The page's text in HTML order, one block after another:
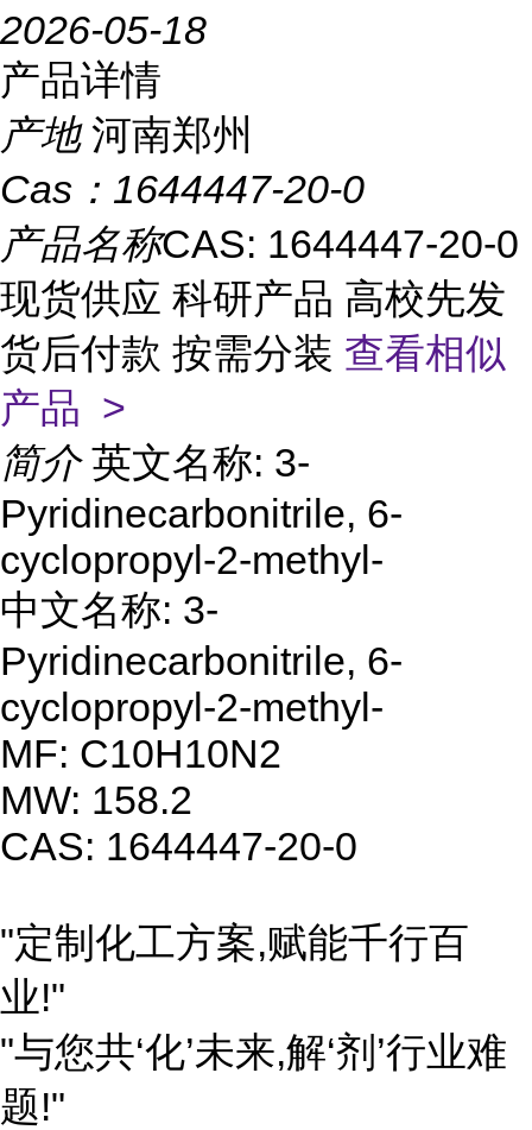
2026-05-18
产品详情
产地 河南郑州
Cas： 1644447-20-0
产品名称CAS: 1644447-20-0
现货供应 科研产品 高校先发
货后付款 按需分装 查看相似
产品 >
简介 英文名称: 3-
Pyridinecarbonitrile, 6-
cyclopropyl-2-methyl-
中文名称: 3-
Pyridinecarbonitrile, 6-
cyclopropyl-2-methyl-
MF: C10H10N2
MW: 158.2
CAS: 1644447-20-0
"定制化工方案,赋能千行百
业!"
"与您共‘化’未来,解‘剂’行业难
题!"